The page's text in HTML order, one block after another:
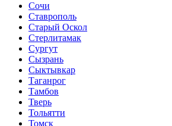
Сочи
Ставрополь
Старый Оскол
Стерлитамак
Сургут
Сызрань
Сыктывкар
Таганрог
Тамбов
Тверь
Тольятти
Томск